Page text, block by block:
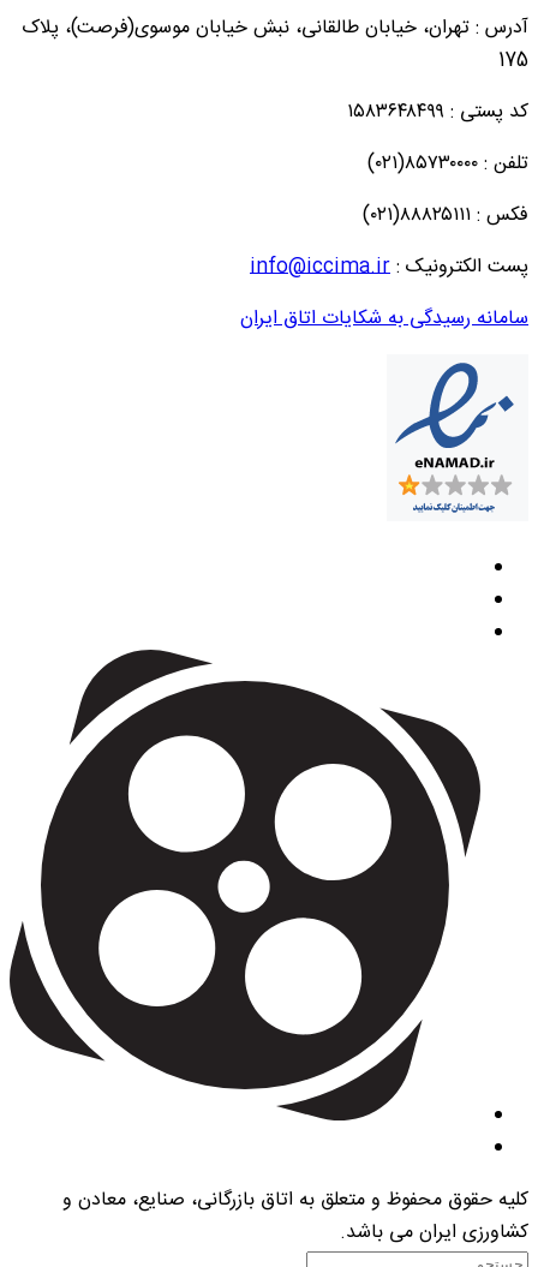
آدرس : تهران، خیابان طالقانی، نبش خیابان موسوی(فرصت)، پلاک
175
کد پستی : ۱۵۸۳۶۴۸۴۹۹
تلفن : ۸۵۷۳۰۰۰۰(۰۲۱)
فکس : ۸۸۸۲۵۱۱۱(۰۲۱)
پست الکترونیک :info@iccima.ir
سامانه رسیدگی به شکایات اتاق ایران
کلیه حقوق محفوظ و متعلق به اتاق بازرگانی، صنایع، معادن و
کشاورزی ایران می باشد.